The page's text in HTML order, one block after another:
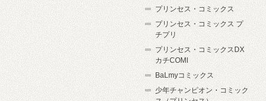
プリンセス・コミックス
プリンセス・コミックス プ
チプリ
プリンセス・コミックスDX
カチCOMI
BaLmyコミックス
少年チャンピオン・コミック